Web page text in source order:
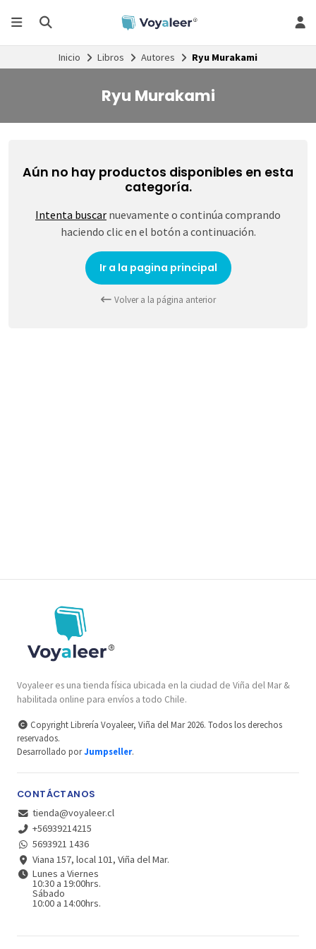
Inicio Libros Autores Ryu Murakami
Ryu Murakami
Aún no hay productos disponibles en esta
categoría.
Intenta buscar nuevamente o continúa comprando
haciendo clic en el botón a continuación.
Ir a la pagina principal
Volver a la página anterior
Voyaleer es una tienda física ubicada en la ciudad de Viña del Mar &
habilitada online para envíos a todo Chile.
Copyright Librería Voyaleer, Viña del Mar 2026. Todos los derechos
reservados.
Desarrollado porJumpseller.
CONTÁCTANOS
tienda@voyaleer.cl
+56939214215
5693921 1436
Viana 157, local 101, Viña del Mar.
Lunes a Viernes
10:30 a 19:00hrs.
Sábado
10:00 a 14:00hrs.